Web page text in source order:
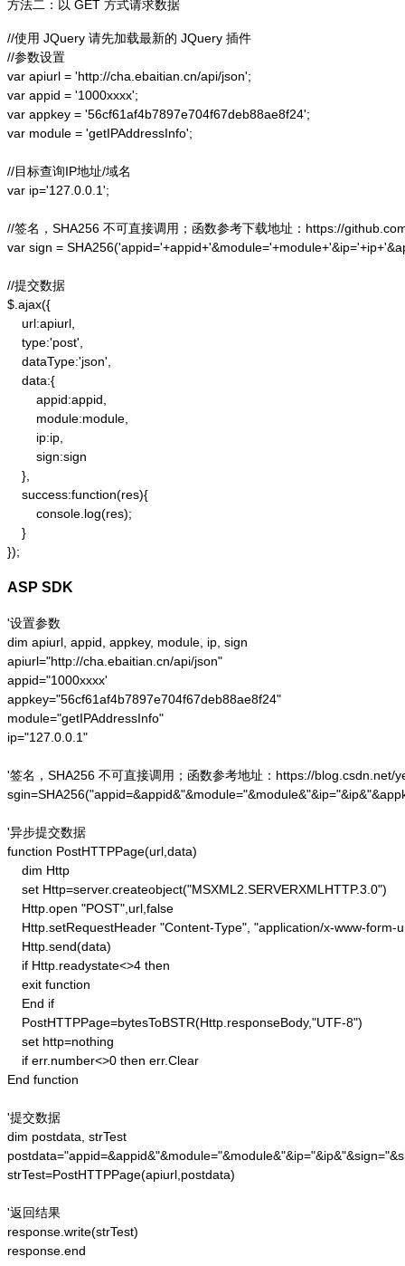
方法二：以 GET 方式请求数据
//使用 JQuery 请先加载最新的 JQuery 插件
//参数设置
var apiurl = 'http://cha.ebaitian.cn/api/json';
var appid = '1000xxxx';
var appkey = '56cf61af4b7897e704f67deb88ae8f24';
var module = 'getIPAddressInfo';
//目标查询IP地址/域名
var ip='127.0.0.1';
//签名，SHA256 不可直接调用；函数参考下载地址：https://
var sign =
//提交数据
$.ajax({
    url:apiurl,
    type:'post',
    dataType:'json',
    data:{
        appid:appid,
        module:module,
        ip:ip,
        sign:sign
    },
    success:function(res){
        console.log(res);
    }
});
ASP SDK
'设置参数
dim apiurl, appid, appkey, module, ip, sign
apiurl="http://cha.ebaitian.cn/api/json"
appid="1000xxxx'
appkey="56cf61af4b7897e704f67deb88ae8f24"
module="getIPAddressInfo"
ip="127.0.0.1"
'签名，SHA256 不可直接调用；函数参考地址：https://blog.csdn.net/
'异步提交数据
function PostHTTPPage(url,data)
    dim Http
    set Http=server.createobject("MSXML2.SERVERXMLHTTP.3.0")
    Http.open "POST",url,false
Http.setRequestHeader "Content-Type", "application/x-www-form-
    Http.send(data)
    if Http.readystate<>4 then
    exit function
    End if
    PostHTTPPage=bytesToBSTR(Http.responseBody,"UTF-8")
    set http=nothing
    if err.number<>0 then err.Clear
End function
'提交数据
dim postdata, strTest
strTest=PostHTTPPage(apiurl,postdata)
'返回结果
response.write(strTest)
response.end